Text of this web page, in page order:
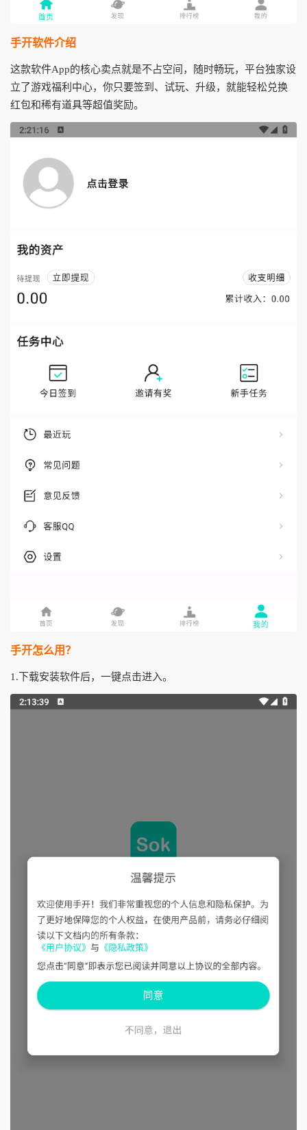
手开软件介绍
这款软件App的核心卖点就是不占空间，随时畅玩，平台独家设
立了游戏福利中心，你只要签到、试玩、升级，就能轻松兑换
红包和稀有道具等超值奖励。
手开怎么用？
1.下载安装软件后，一键点击进入。